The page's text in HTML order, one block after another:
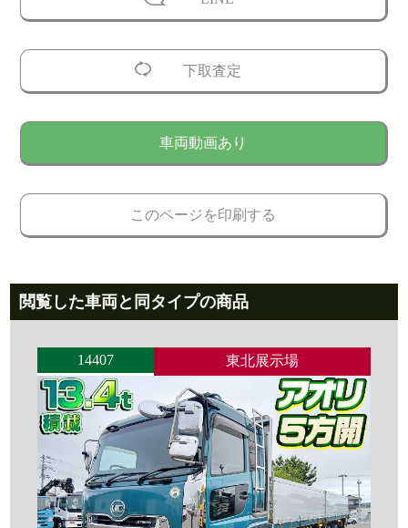
下取査定
車両動画あり
このページを印刷する
閲覧した車両と同タイプの商品
14407 東北展示場